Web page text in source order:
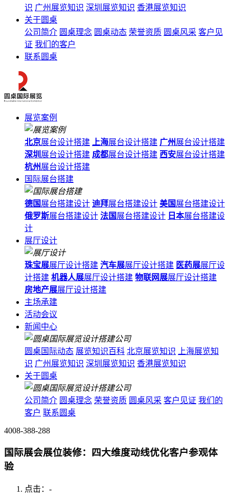
识 广州展览知识 深圳展览知识 香港展览知识
关于圆桌
公司简介 圆桌理念 圆桌动态 荣誉资质 圆桌风采 客户见
证 我们的客户
联系圆桌
展览案例
北京展台设计搭建 上海展台设计搭建 广州展台设计搭建
深圳 展台设计搭建 成都展台设计搭建 西安展台设计搭建
杭州展台设计搭建
国际展台搭建
德国 展台搭建设计 迪拜展台搭建设计 美国 展台搭建设计
俄罗斯展台搭建设计 法国 展台搭建设计 日本展台搭建设
计
展厅设计
珠宝展展厅设计搭建 汽车展展厅设计搭建 医药展展厅设
计搭建 机器人展展厅设计搭建 物联网展展厅设计搭建
房地产展展厅设计搭建
主场承建
活动会议
新闻中心
圆桌国际动态 展览知识百科 北京展览知识
上海展览知
识 广州展览知识 深圳展览知识 香港展览知识
关于圆桌
公司简介 圆桌理念 荣誉资质 圆桌风采 客户见证 我们的
客户 联系圆桌
4008-388-288
国际展会展位装修：四大维度动线优化客户参观体
验
点击： -